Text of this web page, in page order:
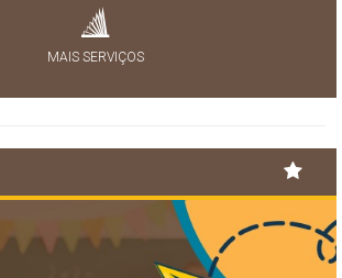
MAIS SERVIÇOS